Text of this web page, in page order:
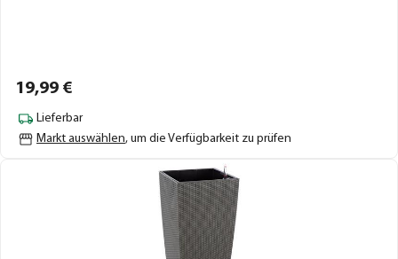
19,99 €
Lieferbar
Markt auswählen, um die Verfügbarkeit zu prüfen